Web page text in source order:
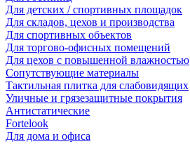
Для детских / спортивных площадок
Для складов, цехов и производства
Для спортивных объектов
Для торгово-офисных помещений
Для цехов с повышенной влажностью
Сопутствующие материалы
Тактильная плитка для слабовидящих
Уличные и грязезащитные покрытия
Антистатические
Fortelook
Для дома и офиса